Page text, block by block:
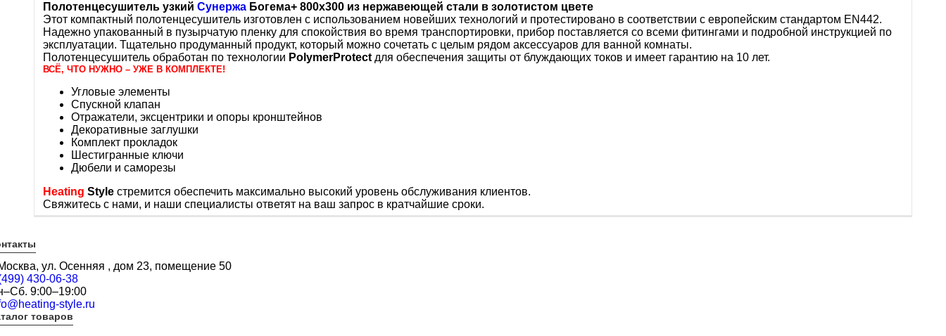
Полотенцесушитель узкий Сунержа Богема+ 800х300 из нержавеющей стали в золотистом цвете
Этот компактный полотенцесушитель изготовлен с использованием новейших технологий и протестировано в соответствии с европейским стандартом EN442.
Надежно упакованный в пузырчатую пленку для спокойствия во время транспортировки, прибор поставляется со всеми фитингами и подробной инструкцией по
эксплуатации. Тщательно продуманный продукт, который можно сочетать с целым рядом аксессуаров для ванной комнаты.
Полотенцесушитель обработан по технологии PolymerProtect для обеспечения защиты от блуждающих токов и имеет гарантию на 10 лет.
ВСЁ, ЧТО НУЖНО – УЖЕ В КОМПЛЕКТЕ!
Угловые элементы
Спускной клапан
Отражатели, эксцентрики и опоры кронштейнов
Декоративные заглушки
Комплект прокладок
Шестигранные ключи
Дюбели и саморезы
Heating Style стремится обеспечить максимально высокий уровень обслуживания клиентов.
Свяжитесь с нами, и наши специалисты ответят на ваш запрос в кратчайшие сроки.
ул. Осенняя , дом 23, помещение 50
430-06-38
9:00–19:00
style.ru
товаров